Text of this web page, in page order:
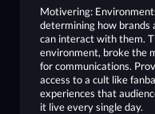
Motivering:
determining how brands
can interact with them.
environment, broke the
for communications.
access to a cult like
experiences that
it live every single day.